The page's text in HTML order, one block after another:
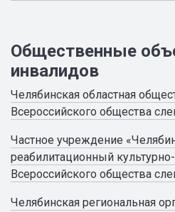
Общественные
инвалидов
Челябинская областная
Всероссийского общества
Частное учреждение
реабилитационный
Всероссийского общества
Челябинская региональная